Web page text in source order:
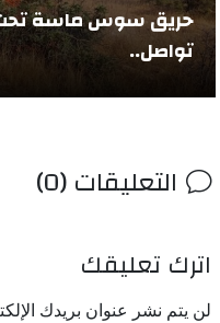
حريق سوس ماسة تحت
تواصل..
التعليقات (0)
اترك تعليقك
لن يتم نشر عنوان بريدك